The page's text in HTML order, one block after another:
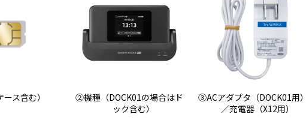
ス含む）
②機種（DOCK01の場合はド
ック含む）
③ACアダプタ（DOCK01用）
／充電器（X12用）